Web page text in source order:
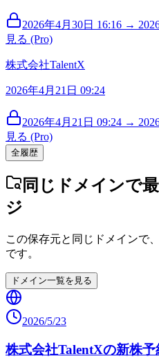
2026年4月30日 16:16 →
見る (Pro)
株式会社TalentX
2026年4月21日 09:24
2026年4月21日 09:24 →
見る (Pro)
全履歴
同じドメインで
ジ
この保存元と同じドメインで
です。
ドメイン一覧を見る
2026/5/23
株式会社TalentXの新株